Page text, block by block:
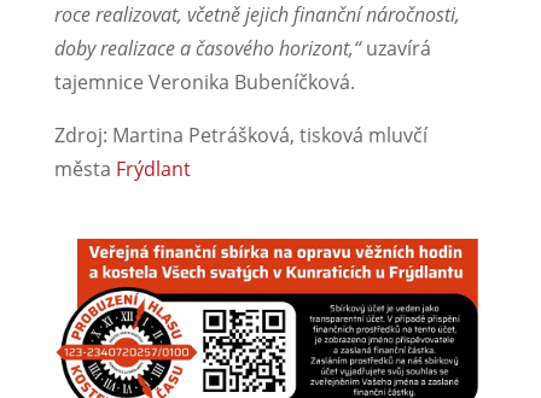
roce realizovat, včetně jejich finanční náročnosti,
doby realizace a časového horizont,“uzavírá
tajemnice Veronika Bubeníčková.
Zdroj: Martina Petrášková, tisková mluvčí
města Frýdlant